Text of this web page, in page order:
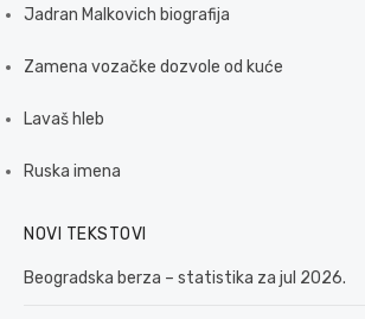
Jadran Malkovich biografija
Zamena vozačke dozvole od kuće
Lavaš hleb
Ruska imena
NOVI TEKSTOVI
Beogradska berza – statistika za jul 2026.